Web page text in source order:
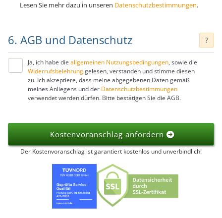
Lesen Sie mehr dazu in unseren Datenschutzbestimmungen.
6. AGB und Datenschutz ?
Ja, ich habe die allgemeinen Nutzungsbedingungen, sowie die
Widerrufsbelehrunggelesen, verstanden und stimme diesen
zu. Ich akzeptiere, dass meine abgegebenen Daten gemäß
meines Anliegens und der Datenschutzbestimmungen
verwendet werden dürfen. Bitte bestätigen Sie die AGB.
Kostenvoranschlag anfordern
Der Kostenvoranschlag ist garantiert kostenlos und unverbindlich!